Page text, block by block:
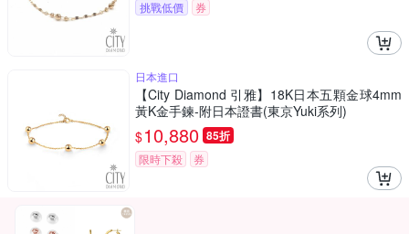
挑戰低價 券
日本進口
【City Diamond 引雅】18K日本五顆金球4mm
黃K金手鍊-附日本證書(東京Yuki系列)
$10,880 85折
限時下殺 券